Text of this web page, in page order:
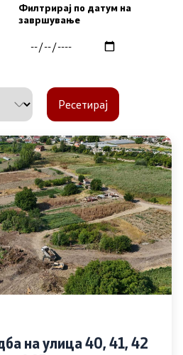
Филтрирај по датум на
завршување
Ресетирај
на улица 40, 41, 42